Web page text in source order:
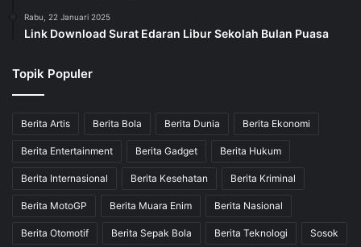
Rabu, 22 Januari 2025
Link Download Surat Edaran Libur Sekolah Bulan Puasa
Topik Populer
Berita Artis Berita Bola Berita Dunia Berita Ekonomi
Berita Entertainment Berita Gadget Berita Hukum
Berita Internasional Berita Kesehatan Berita Kriminal
Berita MotoGP Berita Muara Enim Berita Nasional
Berita Otomotif Berita Sepak Bola Berita Teknologi Sosok